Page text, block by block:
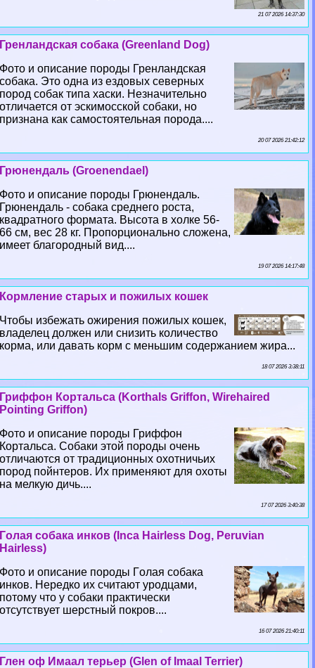
21 07 2026 14:37:30
Гренландская собака (Greenland Dog)
Фото и описание породы Гренландская
собака. Это одна из ездовых северных
пород собак типа хаски. Незначительно
отличается от эскимосской собаки, но
признана как самостоятельная порода....
20 07 2026 21:42:12
Грюнендаль (Groenendael)
Фото и описание породы Грюнендаль.
Грюнендаль - собака среднего роста,
квадратного формата. Высота в холке 56-
66 см, вес 28 кг. Пропорционально сложена,
имеет благородный вид....
19 07 2026 14:17:48
Кормление старых и пожилых кошек
Чтобы избежать ожирения пожилых кошек,
владелец должен или снизить количество
корма, или давать корм с меньшим содержанием жира...
18 07 2026 3:38:11
Гриффон Кортальса (Korthals Griffon, Wirehaired
Pointing Griffon)
Фото и описание породы Гриффон
Кортальса. Собаки этой породы очень
отличаются от традиционных охотничьих
пород пойнтеров. Их применяют для охоты
на мелкую дичь....
17 07 2026 3:40:38
Гoлая собака инков (Inca Hairless Dog, Peruvian
Hairless)
Фото и описание породы Гoлая собака
инков. Нередко их считают уpoдцами,
потому что у собаки пpaктически
отсутствует шерстный покров....
16 07 2026 21:40:11
Глен оф Имаал терьер (Glen of Imaal Terrier)